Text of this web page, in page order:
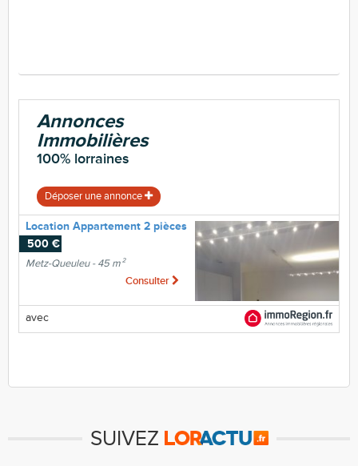
Annonces
Immobilières
100% lorraines
Déposer une annonce
Location Appartement 2 pièces
500 €
Metz-Queuleu - 45 m²
Consulter
avec
SUIVEZ